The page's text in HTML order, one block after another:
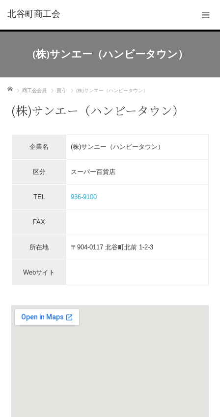
北谷町商工会
(株)サンエー（ハンビータウン）
ホーム 商工会会員 買う (株)サンエー（ハンビータウン）
(株)サンエー（ハンビータウン）
企業名 (株)サンエー（ハンビータウン）
区分 スーパー百貨店
TEL 936-9100
FAX
所在地 〒904-0117 北谷町北前 1-2-3
Webサイト